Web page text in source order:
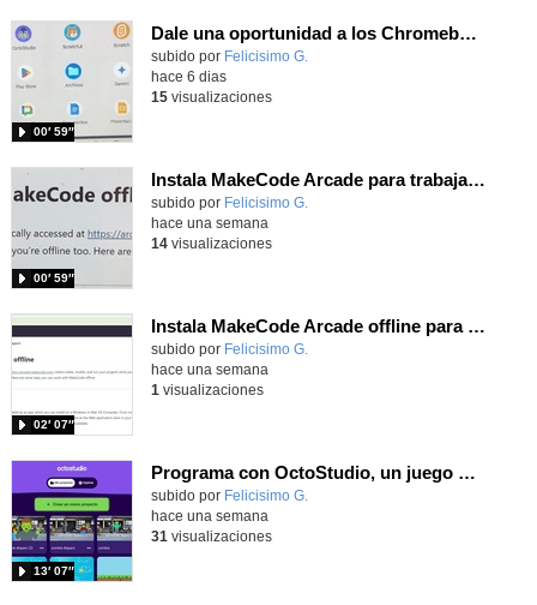
Dale una oportunidad a los Chromebooks y utiliza un proyector para realizar talleres si no tienes pantallas táctiles
Contenido educativo.
subido por Felicisimo G.
00′ 59″
hace 6 dias
15visualizaciones
Instala MakeCode Arcade para trabajar offline en tu tablet, ordenador, Chromebook
Contenido educativo.
subido por Felicisimo G.
00′ 59″
hace una semana
14visualizaciones
Instala MakeCode Arcade offline para programar grandes juegos sin necesidad de Internet
Contenido educativo.
subido por Felicisimo G.
02′ 07″
hace una semana
1 visualizaciones
Programa con OctoStudio, un juego de disparos contra Zombies con un cargador basado en el House of the dead
Contenido educativo.
subido por Felicisimo G.
13′ 07″
hace una semana
31 visualizaciones